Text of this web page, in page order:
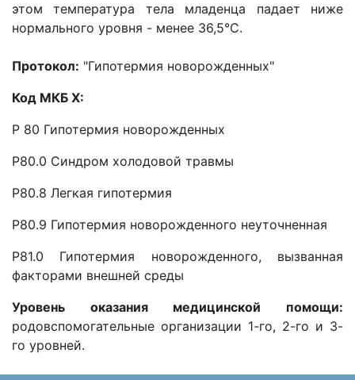
этом температура тела младенца падает ниже
нормального уровня - менее 36,5°С.
Протокол: "Гипотермия новорожденных"
Код МКБ X:
Ρ 80 Гипотермия новорожденных
Ρ80.0 Синдром холодовой травмы
Ρ80.8 Легкая гипотермия
Ρ80.9 Гипотермия новорожденного неуточненная
Р81.0 Гипотермия новорожденного, вызванная
факторами внешней среды
Уровень оказания медицинской помощи:
родовспомогательные организации 1-го, 2-го и 3-
го уровней.